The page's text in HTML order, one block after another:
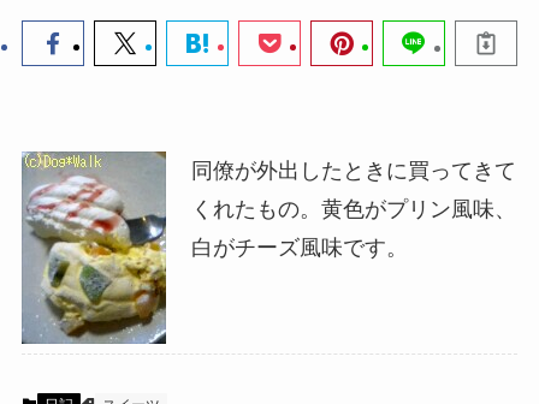
同僚が外出したときに買ってきて
くれたもの。黄色がプリン風味、
白がチーズ風味です。